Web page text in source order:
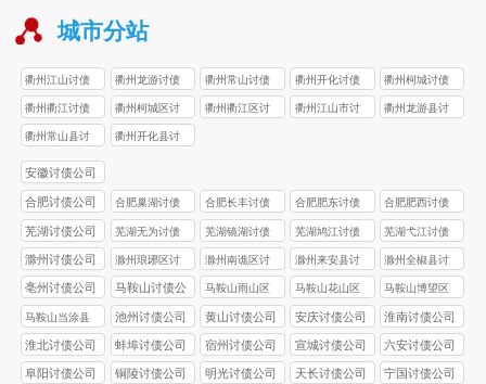
城市分站
衢州江山讨债
公司
衢州龙游讨债
公司
衢州常山讨债
公司
衢州开化讨债
公司
衢州柯城讨债
公司
衢州衢江讨债
公司
衢州柯城区讨
债公司
衢州衢江区讨
衢州江山市讨
衢州龙游县讨
衢州常山县讨
债公司
衢州开化县讨
安徽讨债公司
合肥讨债公司
合肥巢湖讨债
公司
合肥长丰讨债
公司
合肥肥东讨债
公司
合肥肥西讨债
公司
芜湖讨债公司
芜湖无为讨债
公司
芜湖镜湖讨债
公司
芜湖鸠江讨债
公司
芜湖弋江讨债
公司
滁州讨债公司
滁州琅琊区讨
债公司
滁州南谯区讨
债公司
滁州来安县讨
债公司
滁州全椒县讨
债公司
亳州讨债公司
马鞍山讨债公
司
马鞍山雨山区
讨债公司
马鞍山花山区
讨债公司
马鞍山博望区
讨债公司
马鞍山当涂县
讨债公司
池州讨债公司 黄山讨债公司 安庆讨债公司 淮南讨债公司
淮北讨债公司 蚌埠讨债公司 宿州讨债公司 宣城讨债公司 六安讨债公司
阜阳讨债公司 铜陵讨债公司 明光讨债公司 天长讨债公司 宁国讨债公司